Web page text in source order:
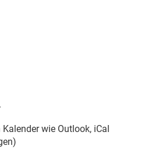
Kalender wie Outlook, iCal